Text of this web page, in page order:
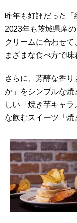
昨年も好評だった「
2023年も茨城県産
クリームに合わせ
まざまな食べ方で味
さらに、芳醇な香
か」をシンブルな焼
しい「焼き芋キャ
な飲むスイーツ「焼